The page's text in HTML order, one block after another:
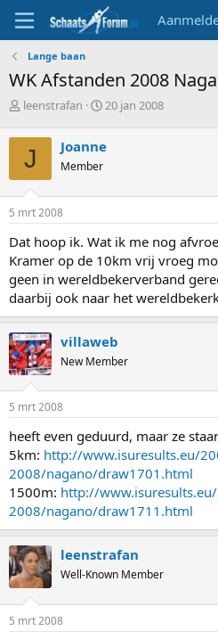
Lange baan
WK Afstanden 2008
T
p
c
s
t
a
t
e
r
leenstrafan
S
r
a
m
20 jan 2008
J Joanne
Member
5 mrt 2008
Dat hoop ik. Wat ik me nog
Kramer op de 10km vrij vroeg
geen in wereldbekerverband
daarbij ook naar het
villaweb
New Member
5 mrt 2008
heeft even geduurd, maar ze
5km: http://www.isuresults.eu/
2008/nagano/draw1701.html
1500m: http://
2008/nagano/draw1711.html
leenstrafan
Well-Known Member
5 mrt 2008